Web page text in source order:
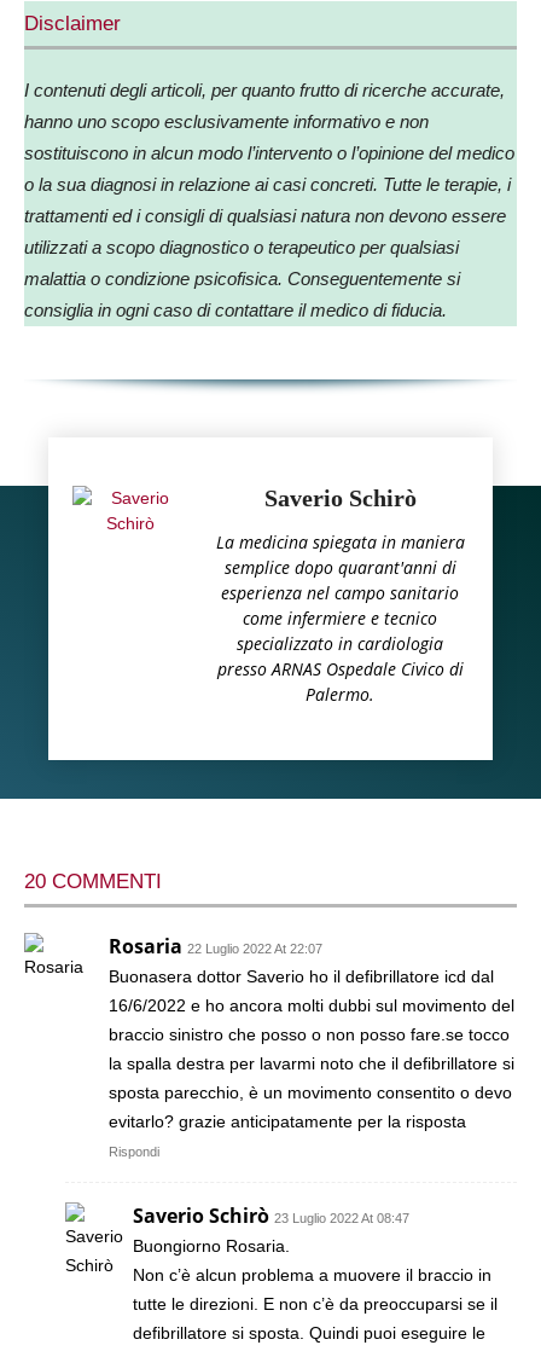
Disclaimer
I contenuti degli articoli, per quanto frutto di ricerche accurate,
hanno uno scopo esclusivamente informativo e non
sostituiscono in alcun modo l’intervento o l’opinione del medico
o la sua diagnosi in relazione ai casi concreti. Tutte le terapie, i
trattamenti ed i consigli di qualsiasi natura non devono essere
utilizzati a scopo diagnostico o terapeutico per qualsiasi
malattia o condizione psicofisica. Conseguentemente si
consiglia in ogni caso di contattare il medico di fiducia.
Saverio Schirò
La medicina spiegata in maniera
semplice dopo quarant'anni di
esperienza nel campo sanitario
come infermiere e tecnico
specializzato in cardiologia
presso ARNAS Ospedale Civico di
Palermo.
20 COMMENTI
Rosaria 22 Luglio 2022 At 22:07
Buonasera dottor Saverio ho il defibrillatore icd dal
16/6/2022 e ho ancora molti dubbi sul movimento del
braccio sinistro che posso o non posso fare.se tocco
la spalla destra per lavarmi noto che il defibrillatore si
sposta parecchio, è un movimento consentito o devo
evitarlo? grazie anticipatamente per la risposta
Rispondi
Saverio Schirò 23 Luglio 2022 At 08:47
Buongiorno Rosaria.
Non c’è alcun problema a muovere il braccio in
tutte le direzioni. E non c’è da preoccuparsi se il
defibrillatore si sposta. Quindi puoi eseguire le